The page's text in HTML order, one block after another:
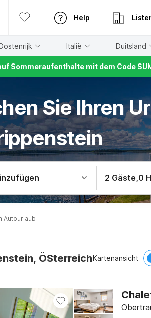
Help
Italië Duitsland
Sommeraufenthalte mit dem Code
Sie Ihren
2 Gäste,0
Autourlaub
ÖSterreichKartenansicht